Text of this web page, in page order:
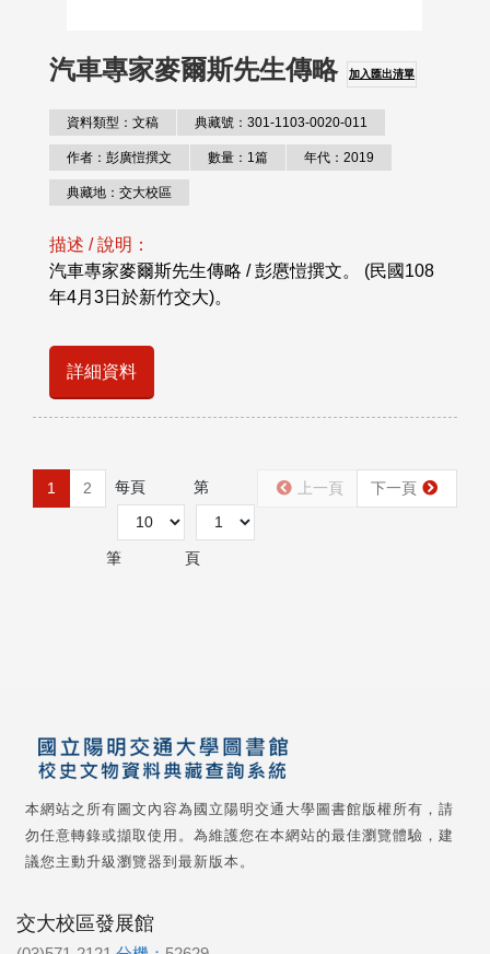
汽車專家麥爾斯先生傳略 加入匯出清單
資料類型：文稿 典藏號：301-1103-0020-011
作者：彭廣愷撰文 數量：1篇 年代：2019
典藏地：交大校區
描述 / 說明：
汽車專家麥爾斯先生傳略 / 彭懬愷撰文。 (民國108
年4月3日於新竹交大)。
詳細資料
1 2 每頁
筆
第
頁
上一頁 下一頁
本網站之所有圖文內容為國立陽明交通大學圖書館版權所有，請
勿任意轉錄或擷取使用。為維護您在本網站的最佳瀏覽體驗，建
議您主動升級瀏覽器到最新版本。
交大校區發展館